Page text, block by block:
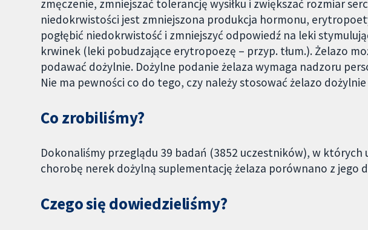
zmęczenie, zmniejszać tolerancję wysiłku i zwiększać rozmiar
niedokrwistości jest zmniejszona produkcja hormonu,
pogłębić niedokrwistość i zmniejszyć odpowiedź na leki
krwinek (leki pobudzające erytropoezę – przyp. tłum.). Żelazo
podawać dożylnie. Dożylne podanie żelaza wymaga nadzoru
Nie ma pewności co do tego, czy należy stosować żelazo
Co zrobiliśmy?
Dokonaliśmy przeglądu 39 badań (3852 uczestników), w których
chorobę nerek dożylną suplementację żelaza porównano z jego
Czego się dowiedzieliśmy?